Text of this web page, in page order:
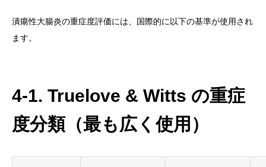
潰瘍性大腸炎の重症度評価には、国際的に以下の基準が使用され
ます。
4-1. Truelove & Witts の重症
度分類（最も広く使用）